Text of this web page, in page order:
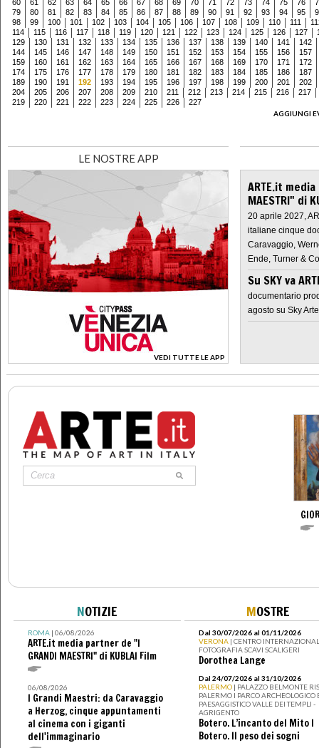
60 61 62 63 64 65 66 67 68 69 70 71 72 73 74 75 76
79
80 81 82 83 84 85 86 87 88 89 90 91 92 93 94 95
98
99 100 101 102 103 104 105 106 107 108 109 110 111
114
115 116 117 118 119 120 121 122 123 124 125 126 127
129
130 131 132 133 134 135 136 137 138 139 140 141
142
144
145 146 147 148 149 150 151 152 153 154 155 156
157
159
160 161 162 163 164 165 166 167 168 169 170 171
172
174
175 176 177 178 179 180 181 182 183 184 185 186
187
189
190 191 192 193 194 195 196 197 198 199 200 201
202
204
205 206 207 208 209 210 211 212 213 214 215 216
217
219
220 221 222 223 224 225 226
227
AGGIUNGI
LE NOSTRE APP
VEDI TUTTE LE APP
>
ARTE.it
MAESTRI" di
20 aprile 2027,
italiane cinque
Caravaggio,
Ende, Turner &
Su SKY va
documentario
agosto su Sky Arte
NOTIZIE
ROMA| 06/08/2026
ARTE.it media partner de "I
GRANDI MAESTRI" di KUBLAI Film
06/08/2026
I Grandi Maestri: da Caravaggio
a Herzog, cinque appuntamenti
al cinema con i giganti
dell'immaginario
MOSTRE
Dal 30/07/2026 al 01/11/2026
VERONA | CENTRO
FOTOGRAFIA SCAVI SCALIGERI
Dorothea Lange
Dal 24/07/2026 al 31/10/2026
PALERMO | PALAZZO BELMONTE
PALERMO I PARCO ARCHEOLOGICO
PAESAGGISTICO VALLE DEI TEMPLI -
AGRIGENTO
Botero. L’incanto del Mito I
Botero. Il peso dei sogni